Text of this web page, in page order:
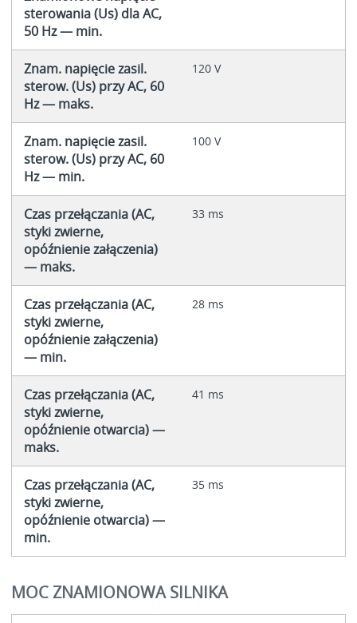
sterowania (Us) dla AC,
50 Hz — min.
Znam. napięcie zasil.
sterow. (Us) przy AC, 60
Hz — maks.
120 V
Znam. napięcie zasil.
sterow. (Us) przy AC, 60
Hz — min.
100 V
Czas przełączania (AC,
styki zwierne,
opóźnienie załączenia)
— maks.
33 ms
Czas przełączania (AC,
styki zwierne,
opóźnienie załączenia)
— min.
28 ms
Czas przełączania (AC,
styki zwierne,
opóźnienie otwarcia) —
maks.
41 ms
Czas przełączania (AC,
styki zwierne,
opóźnienie otwarcia) —
min.
35 ms
MOC ZNAMIONOWA SILNIKA